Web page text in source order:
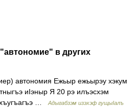
в других
автономия Ежьыр ежьырэу хэкум
иIэныр Я 20 рэ илъэсхэм
…
Адыгабзэм изэхэф гущыIалъ